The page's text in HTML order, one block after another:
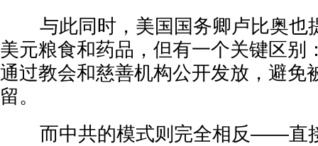
与此同时，美国国务卿卢比奥也
美元粮食和药品，但有一个关键区别
通过教会和慈善机构公开发放，避免
留。
而中共的模式则完全相反——直